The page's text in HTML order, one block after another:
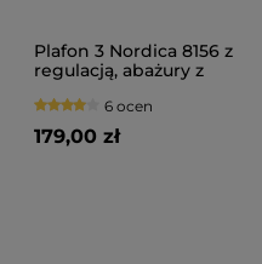
Plafon 3 Nordica 8156 z
regulacją, abażury z
brązowe, czarne
6 ocen
179,00 zł